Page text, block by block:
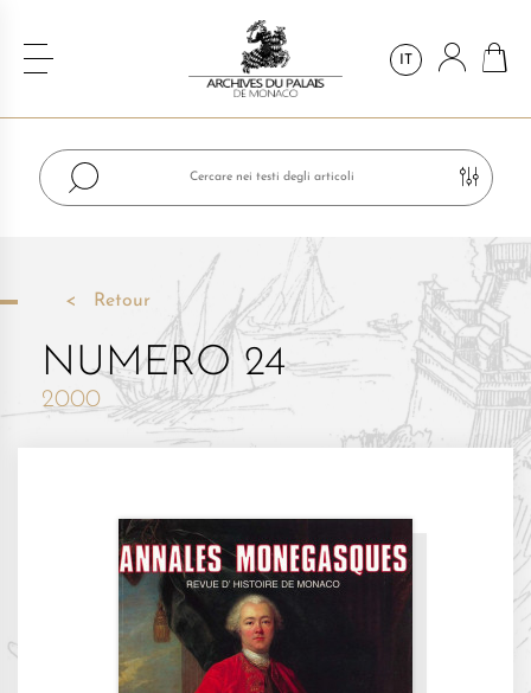
IT
Retour
NUMERO 24
2000